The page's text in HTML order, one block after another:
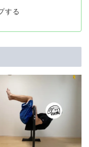
する